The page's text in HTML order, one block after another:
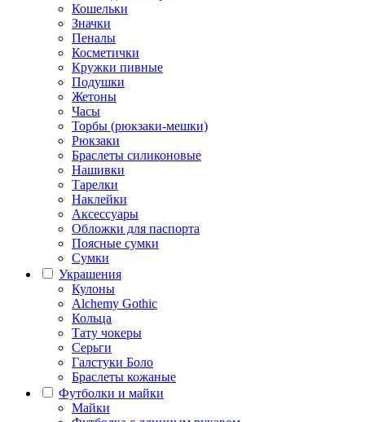
Кошельки
Значки
Пеналы
Косметички
Кружки пивные
Подушки
Жетоны
Часы
Торбы (рюкзаки-мешки)
Рюкзаки
Браслеты силиконовые
Нашивки
Тарелки
Наклейки
Аксессуары
Обложки для паспорта
Поясные сумки
Сумки
Украшения
Кулоны
Alchemy Gothic
Кольца
Тату чокеры
Серьги
Галстуки Боло
Браслеты кожаные
Футболки и майки
Майки